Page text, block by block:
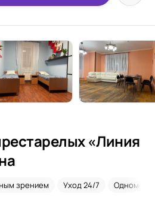
«Линия
зрением Уход 24/7